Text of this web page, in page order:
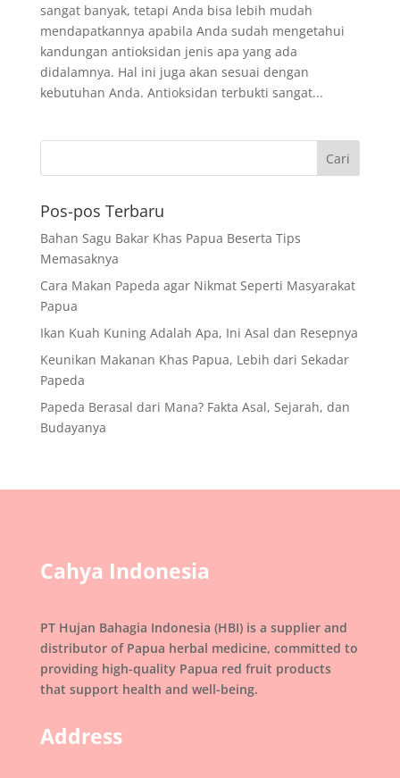
sangat banyak, tetapi Anda bisa lebih mudah
mendapatkannya apabila Anda sudah mengetahui
kandungan antioksidan jenis apa yang ada
didalamnya. Hal ini juga akan sesuai dengan
kebutuhan Anda. Antioksidan terbukti sangat...
Pos-pos Terbaru
Bahan Sagu Bakar Khas Papua Beserta Tips
Memasaknya
Cara Makan Papeda agar Nikmat Seperti Masyarakat
Papua
Ikan Kuah Kuning Adalah Apa, Ini Asal dan Resepnya
Keunikan Makanan Khas Papua, Lebih dari Sekadar
Papeda
Papeda Berasal dari Mana? Fakta Asal, Sejarah, dan
Budayanya
Cahya Indonesia
PT Hujan Bahagia Indonesia (HBI) is a supplier and
distributor of Papua herbal medicine, committed to
providing high-quality Papua red fruit products
that support health and well-being.
Address